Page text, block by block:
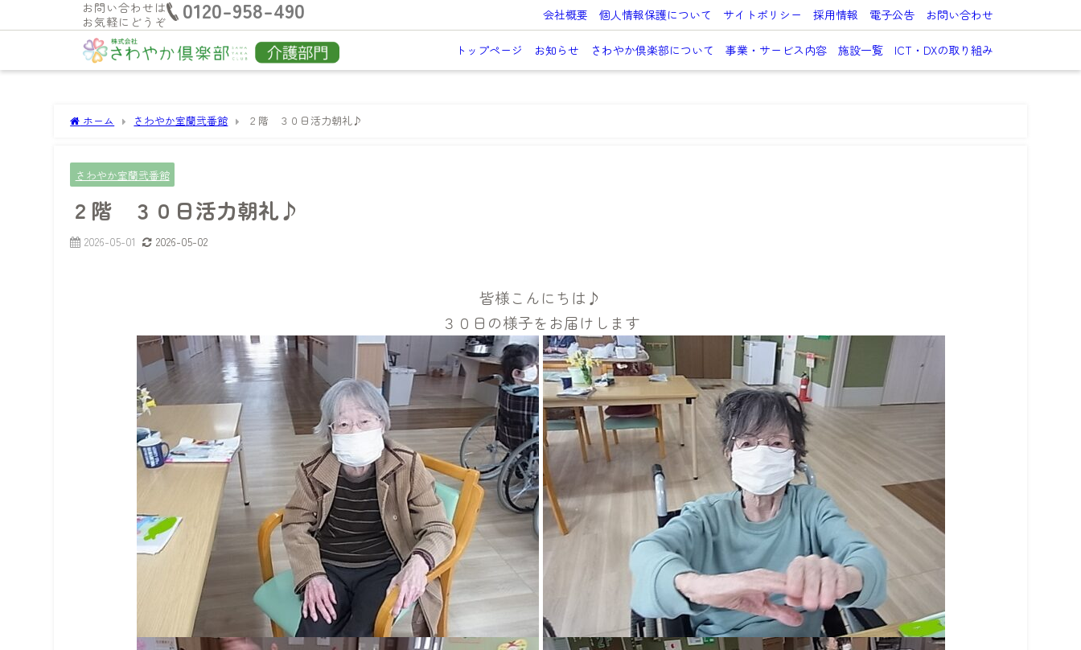
お問い合わせは
お気軽にどうぞ
0120-958-490 会社概要 個人情報保護について サイトポリシー 採用情報 電子公告 お問い合わせ
トップページ お知らせ さわやか倶楽部について 事業・サービス内容 施設一覧 ICT・DXの取り組み
ホーム さわやか室蘭弐番館 ２階 ３０日活力朝礼♪
さわやか室蘭弐番館
２階 ３０日活力朝礼♪
2026-05-01 2026-05-02
皆様こんにちは♪
３０日の様子をお届けします